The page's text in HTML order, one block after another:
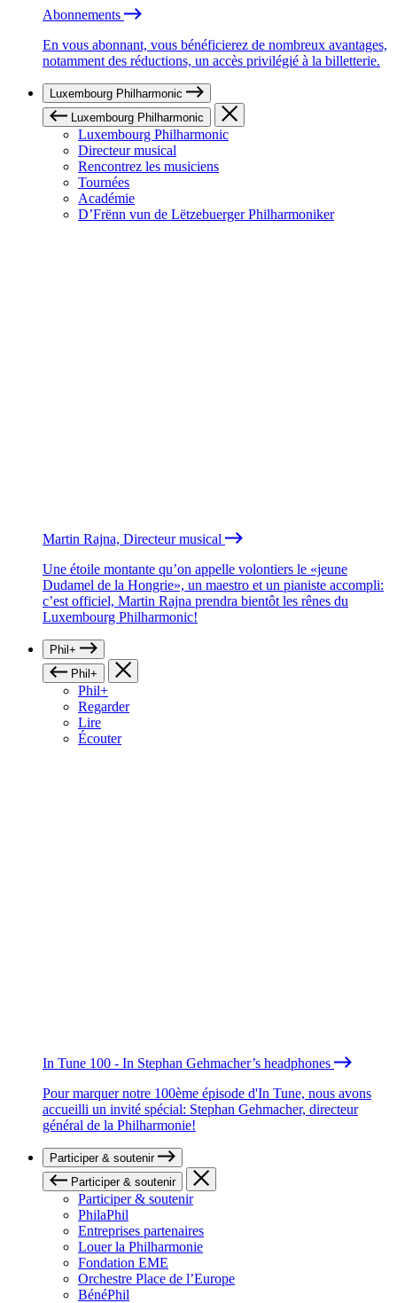
Abonnements
En vous abonnant, vous bénéficierez de nombreux avantages,
notamment des réductions, un accès privilégié à la billetterie.
Luxembourg Philharmonic
Luxembourg Philharmonic
Luxembourg Philharmonic
Directeur musical
Rencontrez les musiciens
Tournées
Académie
D’Frënn vun de Lëtzebuerger Philharmoniker
Martin Rajna, Directeur musical
Une étoile montante qu’on appelle volontiers le «jeune
Dudamel de la Hongrie», un maestro et un pianiste accompli:
c’est officiel, Martin Rajna prendra bientôt les rênes du
Luxembourg Philharmonic!
Phil+
Phil+
Phil+
Regarder
Lire
Écouter
In Tune 100 - In Stephan Gehmacher’s headphones
Pour marquer notre 100ème épisode d'In Tune, nous avons
accueilli un invité spécial: Stephan Gehmacher, directeur
général de la Philharmonie!
Participer & soutenir
Participer & soutenir
Participer & soutenir
PhilaPhil
Entreprises partenaires
Louer la Philharmonie
Fondation EME
Orchestre Place de l’Europe
BénéPhil